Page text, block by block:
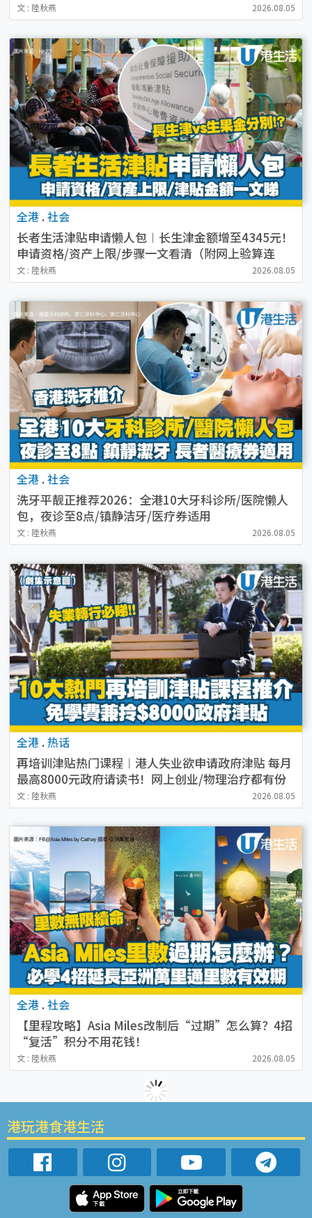
文 : 陸秋燕 2026.08.05
全港 . 社会
长者生活津贴申请懒人包︱长生津金额增至4345元！
申请资格/资产上限/步骤一文看清（附网上验算连
结）
文 : 陸秋燕 2026.08.05
全港 . 社会
洗牙平靓正推荐2026：全港10大牙科诊所/医院懒人
包，夜诊至8点/镇静洁牙/医疗券适用
文 : 陸秋燕 2026.08.05
全港 . 热话
再培训津贴热门课程︱港人失业欲申请政府津贴 每月
最高8000元政府请读书！网上创业/物理治疗都有份
文 : 陸秋燕 2026.08.05
全港 . 社会
【里程攻略】Asia Miles改制后“过期”怎么算？4招
“复活”积分不用花钱！
文 : 陸秋燕 2026.08.05
港玩港食港生活